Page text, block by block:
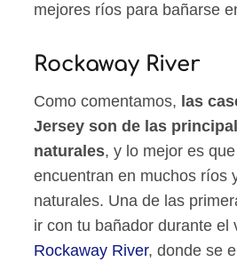
mejores ríos para bañarse
Rockaway River
Como comentamos, las
Jersey son de las
naturales, y lo mejor es
encuentran en muchos ríos
naturales. Una de las
ir con tu bañador durante el
Rockaway River, donde se